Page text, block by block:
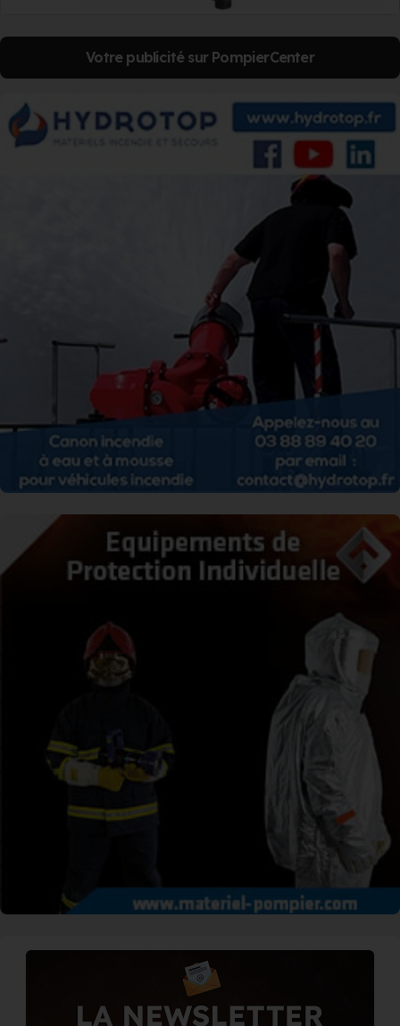
Votre publicité sur PompierCenter